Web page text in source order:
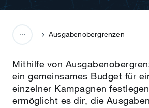
Ausgabenobergrenzen
Mithilfe von
ein gemeinsames Budget für
einzelner Kampagnen
ermöglicht es dir, die